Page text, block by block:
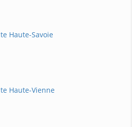
Haute-Savoie
Haute-Vienne